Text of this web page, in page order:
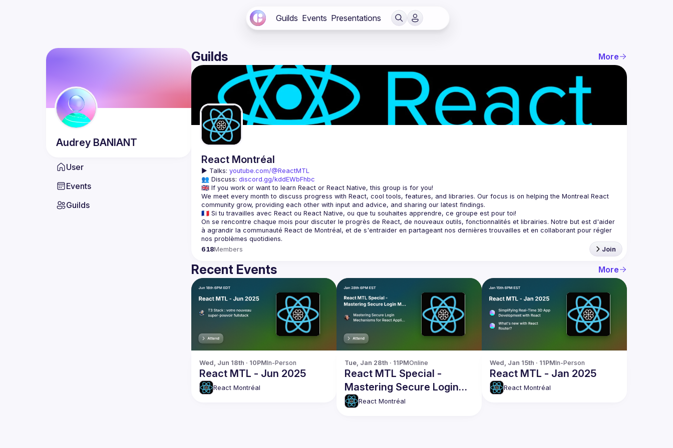
Guilds Events Presentations
Audrey BANIANT
User
Events
Guilds
Guilds More
React Montréal
▶️ Talks: youtube.com/@ReactMTL
👥 Discuss: discord.gg/kddEWbFhbc
We meet every month to discuss progress with React, cool tools, features, and libraries. Our focus is on helping the Montreal React
On se rencontre chaque mois pour discuter le progrès de React, de nouveaux outils, fonctionnalités et librairies. Notre but est d'aider
à agrandir la communauté React de Montréal, et de s'entraider en partageant nos dernières trouvailles et en collaborant pour régler
618Members Join
Recent Events More
Wed, Jun 18th · 10PMIn-Person
React MTL - Jun 2025
React Montréal
Tue, Jan 28th · 11PMOnline
React MTL Special -
Mastering Secure Login
Mechanisms for React
React Montréal
Wed, Jan 15th · 11PMIn-Person
React MTL - Jan 2025
React Montréal